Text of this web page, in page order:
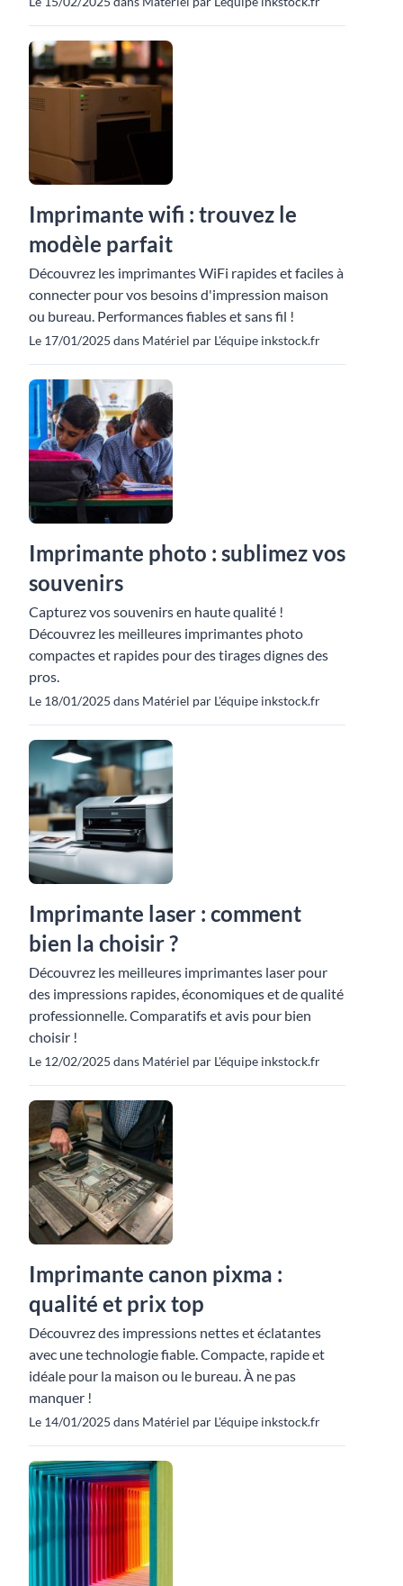
Imprimante wifi : trouvez le
modèle parfait
Découvrez les imprimantes WiFi rapides et faciles à
connecter pour vos besoins d'impression maison
ou bureau. Performances fiables et sans fil !
Le 17/01/2025 dans Matériel par L'équipe inkstock.fr
Imprimante photo : sublimez vos
souvenirs
Capturez vos souvenirs en haute qualité !
Découvrez les meilleures imprimantes photo
compactes et rapides pour des tirages dignes des
pros.
Le 18/01/2025 dans Matériel par L'équipe inkstock.fr
Imprimante laser : comment
bien la choisir ?
Découvrez les meilleures imprimantes laser pour
des impressions rapides, économiques et de qualité
professionnelle. Comparatifs et avis pour bien
choisir !
Le 12/02/2025 dans Matériel par L'équipe inkstock.fr
Imprimante canon pixma :
qualité et prix top
Découvrez des impressions nettes et éclatantes
avec une technologie fiable. Compacte, rapide et
idéale pour la maison ou le bureau. À ne pas
manquer !
Le 14/01/2025 dans Matériel par L'équipe inkstock.fr